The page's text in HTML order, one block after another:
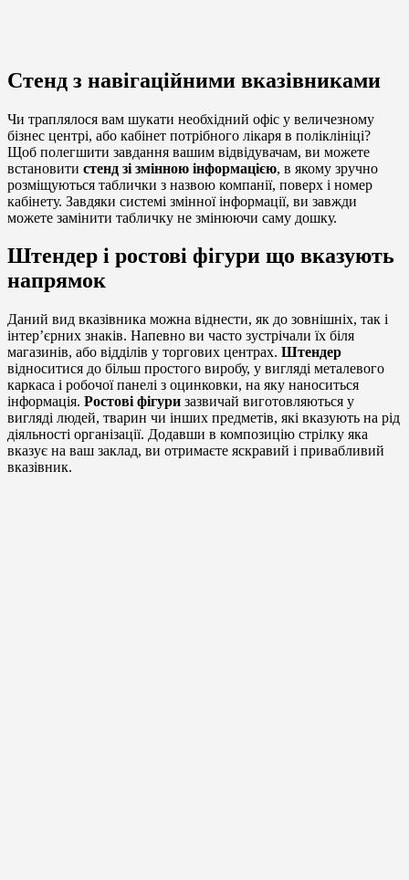
Стенд з навігаційними вказівниками
Чи траплялося вам шукати необхідний офіс у величезному
бізнес центрі, або кабінет потрібного лікаря в поліклініці?
Щоб полегшити завдання вашим відвідувачам, ви можете
встановити стенд зі змінною інформацією, в якому зручно
розміщуються таблички з назвою компанії, поверх і номер
кабінету. Завдяки системі змінної інформації, ви завжди
можете замінити табличку не змінюючи саму дошку.
Штендер і ростові фігури що вказують
напрямок
Даний вид вказівника можна віднести, як до зовнішніх, так і
інтер’єрних знаків. Напевно ви часто зустрічали їх біля
магазинів, або відділів у торгових центрах. Штендер
відноситися до більш простого виробу, у вигляді металевого
каркаса і робочої панелі з оцинковки, на яку наноситься
інформація. Ростові фігури зазвичай виготовляються у
вигляді людей, тварин чи інших предметів, які вказують на рід
діяльності організації. Додавши в композицію стрілку яка
вказує на ваш заклад, ви отримаєте яскравий і привабливий
вказівник.